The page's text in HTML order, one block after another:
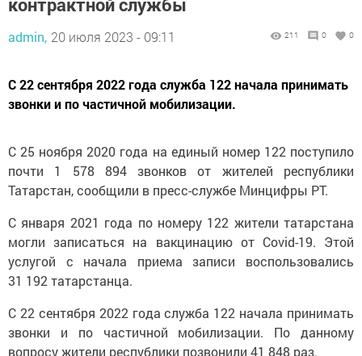
admin, 20 июля 2023 - 09:11
С 22 сентября 2022 года служба 122 начала принимать
звонки и по частичной мобилизации.
С 25 ноября 2020 года на единый номер 122 поступило
почти 1 578 894 звонков от жителей республики
Татарстан, сообщили в пресс-службе Минцифры РТ.
С января 2021 года по номеру 122 жители татарстана
могли записаться на вакцинацию от Covid-19. Этой
услугой с начала приема записи воспользовались
31 192 татарстанца.
С 22 сентября 2022 года служба 122 начала принимать
звонки и по частичной мобилизации. По данному
вопросу жители республики позвонили 41 848 раз.